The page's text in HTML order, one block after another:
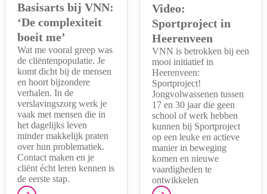
Basisarts bij VNN:
‘De complexiteit
boeit me’
Wat me vooral greep was
de cliëntenpopulatie. Je
komt dicht bij de mensen
en hoort bijzondere
verhalen. In de
verslavingszorg werk je
vaak met mensen die in
het dagelijks leven
minder makkelijk praten
over hun problematiek.
Contact maken en je
cliënt écht leren kennen is
de eerste stap.
Video:
Sportproject in
Heerenveen
VNN is betrokken bij een
mooi initiatief in
Heerenveen:
Sportproject!
Jongvolwassenen tussen
17 en 30 jaar die geen
school of werk hebben
kunnen bij Sportproject
op een leuke en actieve
manier in beweging
komen en nieuwe
vaardigheden te
ontwikkelen